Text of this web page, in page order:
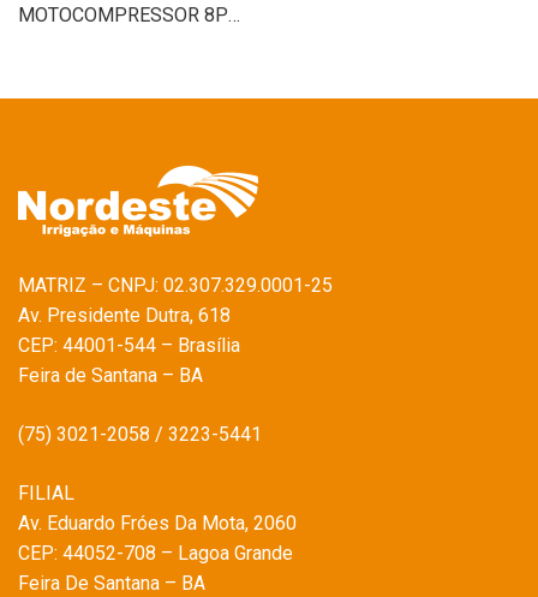
MOTOCOMPRESSOR 8PCM 24LTS 110V PRESSURE
MATRIZ – CNPJ: 02.307.329.0001-25
Av. Presidente Dutra, 618
CEP: 44001-544 – Brasília
Feira de Santana – BA
(75) 3021-2058 / 3223-5441
FILIAL
Av. Eduardo Fróes Da Mota, 2060
CEP: 44052-708 – Lagoa Grande
Feira De Santana – BA